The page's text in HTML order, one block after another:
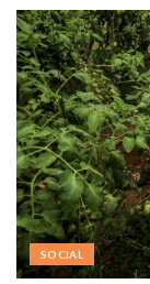
SOCIAL